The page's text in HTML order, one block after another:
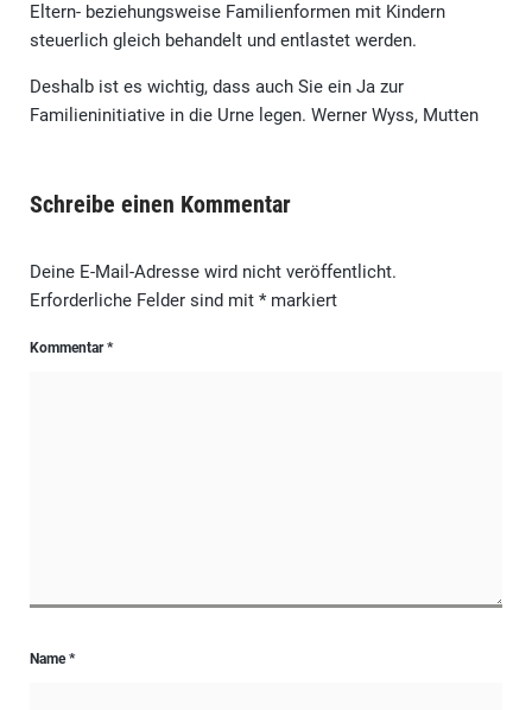
Eltern- beziehungsweise Familienformen mit Kindern
steuerlich gleich behandelt und entlastet werden.
Deshalb ist es wichtig, dass auch Sie ein Ja zur
Familieninitiative in die Urne legen. Werner Wyss, Mutten
Schreibe einen Kommentar
Deine E-Mail-Adresse wird nicht veröffentlicht.
Erforderliche Felder sind mit *markiert
Kommentar*
Name*